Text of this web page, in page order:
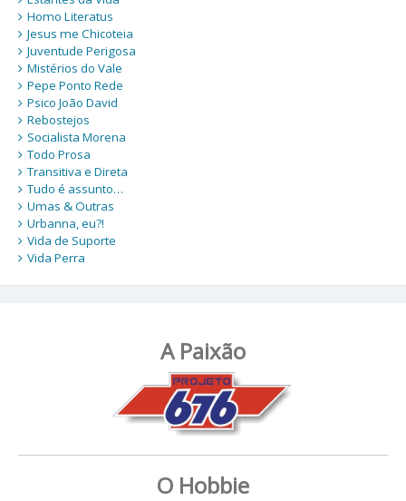
Homo Literatus
Jesus me Chicoteia
Juventude Perigosa
Mistérios do Vale
Pepe Ponto Rede
Psico João David
Rebostejos
Socialista Morena
Todo Prosa
Transitiva e Direta
Tudo é assunto…
Umas & Outras
Urbanna, eu?!
Vida de Suporte
Vida Perra
A Paixão
O Hobbie